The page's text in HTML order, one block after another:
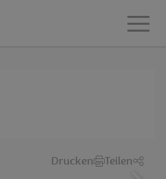
Drucken Teilen